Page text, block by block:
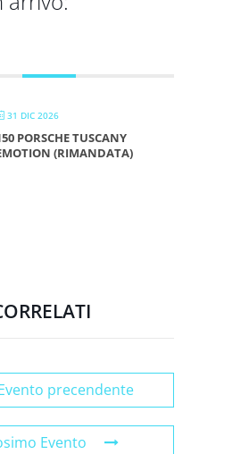
31 DIC 2026
PORSCHE TUSCANY
(RIMANDATA)
precendente
Evento